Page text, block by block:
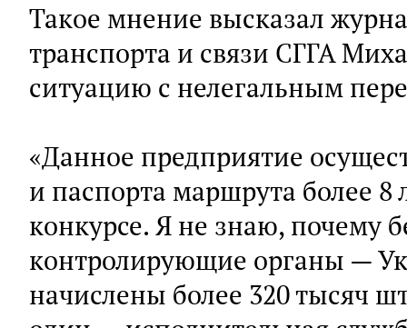
Такое мнение высказал
транспорта и связи СГГА
ситуацию с нелегальным
«Данное предприятие
и паспорта маршрута более 8
конкурсе. Я не знаю, почему
контролирующие органы —
начислены более 320 тысяч